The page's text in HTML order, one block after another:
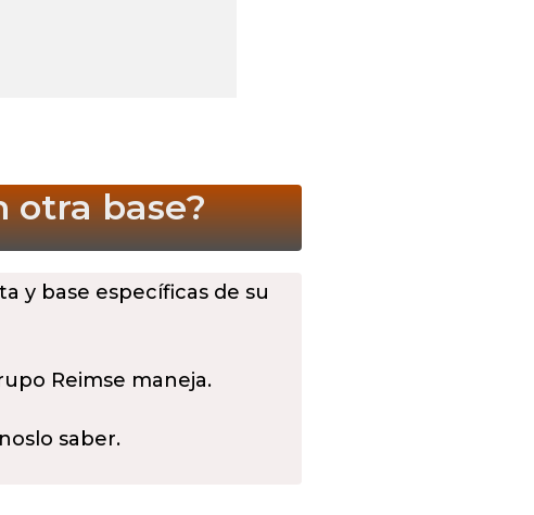
otra base?
y base específicas de su
Reimse maneja.
saber.